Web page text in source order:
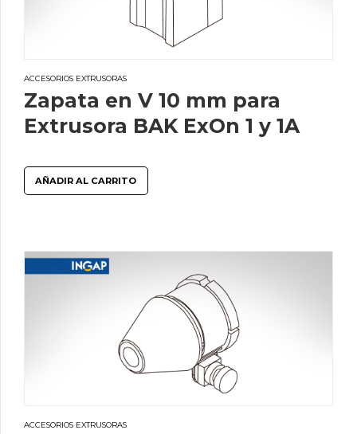
ACCESORIOS EXTRUSORAS
Zapata en V 10 mm para
Extrusora BAK ExOn 1 y 1A
AÑADIR AL CARRITO
ACCESORIOS EXTRUSORAS